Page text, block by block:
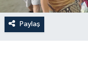
Paylaş